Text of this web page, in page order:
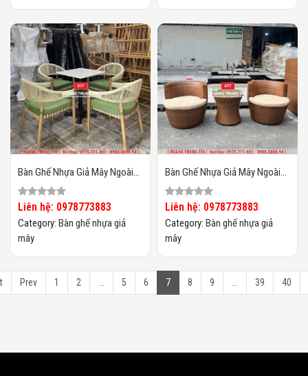
Bàn Ghế Nhựa Giả Mây Ngoài
Trời HTT129
Liên hệ: 0978773883
Category: Bàn ghế nhựa giả
mây
Bàn Ghế Nhựa Giả Mây Ngoài
Trời HTT128
Liên hệ: 0978773883
Category: Bàn ghế nhựa giả
mây
Prev 1 2 5 6 7 8 9 39 40